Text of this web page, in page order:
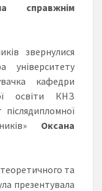
справжнім
звернулися
університету
кафедри
освіти КНЗ
Оксана
та
презентувала